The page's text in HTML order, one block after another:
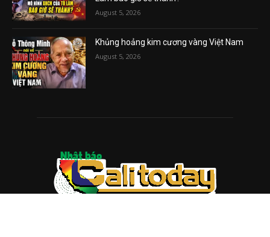
August 5, 2026
Khủng hoảng kim cương vàng Việt Nam
August 5, 2026